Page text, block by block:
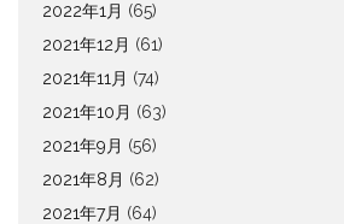
2022年1月 (65)
2021年12月 (61)
2021年11月 (74)
2021年10月 (63)
2021年9月 (56)
2021年8月 (62)
2021年7月 (64)